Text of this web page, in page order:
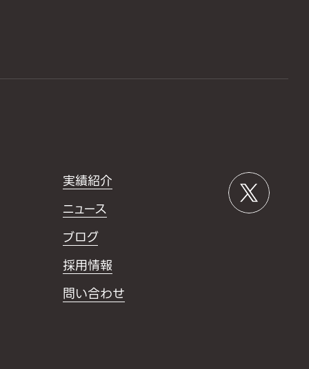
実績紹介
ニュース
ブログ
採用情報
問い合わせ